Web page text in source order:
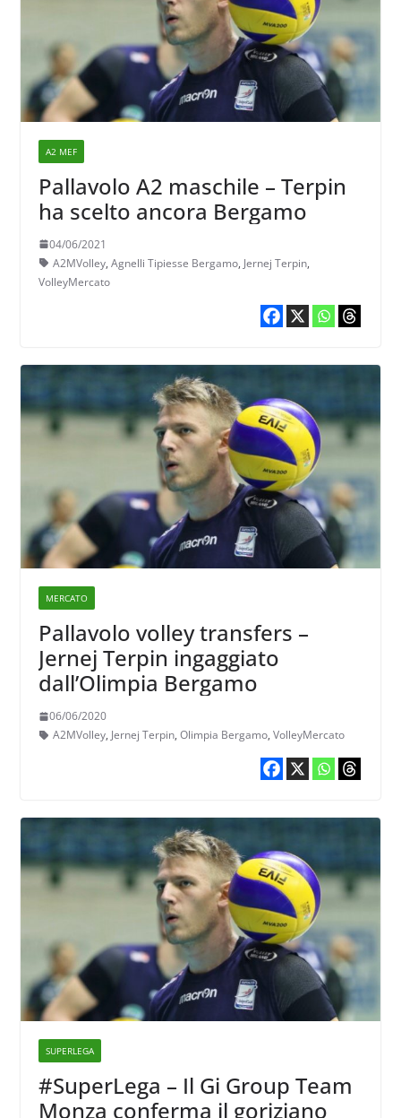
A2 MEF
Pallavolo A2 maschile – Terpin
ha scelto ancora Bergamo
04/06/2021
A2MVolley, Agnelli Tipiesse Bergamo, Jernej Terpin,
VolleyMercato
MERCATO
Pallavolo volley transfers –
Jernej Terpin ingaggiato
dall’Olimpia Bergamo
06/06/2020
A2MVolley, Jernej Terpin, Olimpia Bergamo, VolleyMercato
SUPERLEGA
#SuperLega – Il Gi Group Team
Monza conferma il goriziano